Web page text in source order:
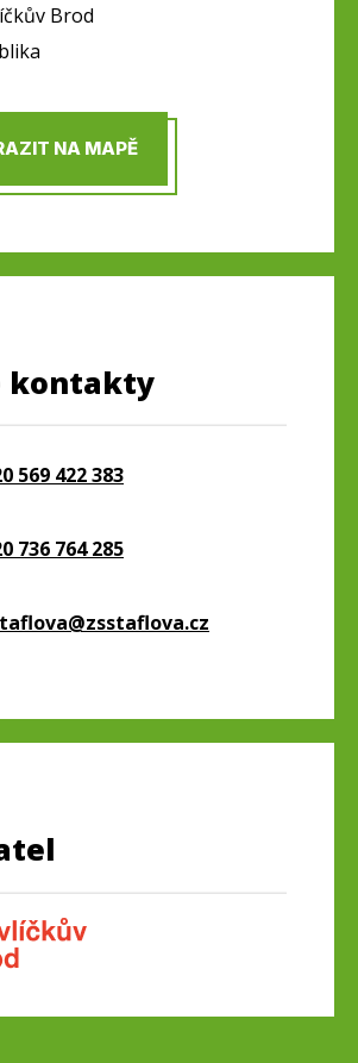
Brod
NA MAPĚ
kontakty
569 422 383
736 764 285